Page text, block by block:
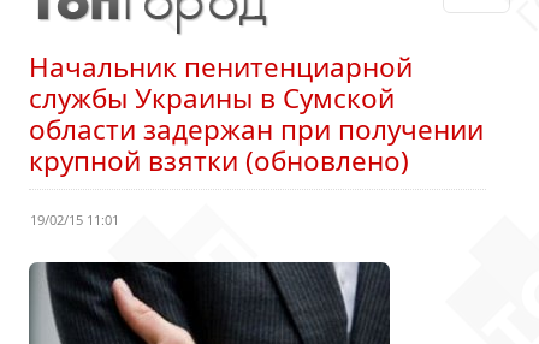
Начальник пенитенциарной
службы Украины в Сумской
области задержан при получении
крупной взятки (обновлено)
19/02/15 11:01